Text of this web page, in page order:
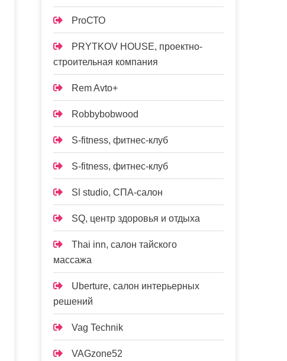
ProСТО
PRYTKOV HOUSE, проектно-
строительная компания
Rem Avto+
Robbybobwood
S-fitness, фитнес-клуб
S-fitness, фитнес-клуб
Sl studio, СПА-салон
SQ, центр здоровья и отдыха
Thai inn, салон тайского
массажа
Uberture, салон интерьерных
решений
Vag Technik
VAGzone52